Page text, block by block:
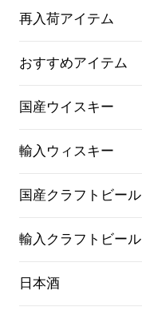
再入荷アイテム
おすすめアイテム
国産ウイスキー
輸入ウィスキー
国産クラフトビール
輸入クラフトビール
日本酒